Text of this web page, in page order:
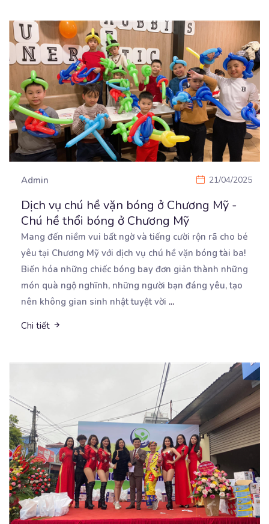
Admin 21/04/2025
Dịch vụ chú hề vặn bóng ở Chương Mỹ -
Chú hề thổi bóng ở Chương Mỹ
Mang đến niềm vui bất ngờ và tiếng cười rộn rã cho bé
yêu tại Chương Mỹ với dịch vụ chú hề vặn bóng tài ba!
Biến hóa những chiếc bóng bay đơn giản thành những
món quà ngộ nghĩnh, những người bạn đáng yêu, tạo
nên không gian sinh nhật tuyệt vời ...
Chi tiết